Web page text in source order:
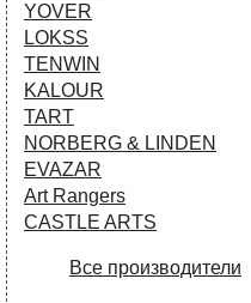
YOVER
LOKSS
TENWIN
KALOUR
TART
NORBERG & LINDEN
EVAZAR
Art Rangers
CASTLE ARTS
Все производители